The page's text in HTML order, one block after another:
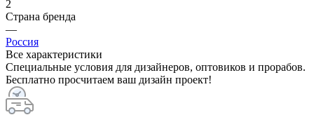
2
Страна бренда
—
Россия
Все характеристики
Специальные условия для дизайнеров, оптовиков и прорабов.
Бесплатно просчитаем ваш дизайн проект!